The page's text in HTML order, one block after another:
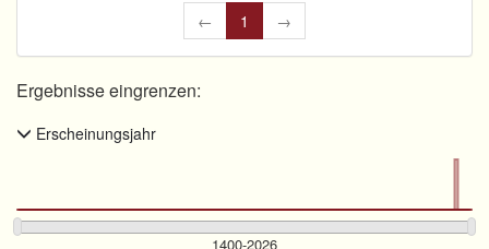
← 1 →
Ergebnisse eingrenzen:
Erscheinungsjahr